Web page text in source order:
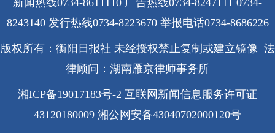
新闻热线0734-8611110 广告热线0734-8247111 0734-
8243140 发行热线0734-8223670 举报电话0734-8686226
版权所有：衡阳日报社 未经授权禁止复制或建立镜像 法
律顾问：湖南雁京律师事务所
湘ICP备19017183号-2 互联网新闻信息服务许可证
43120180009 湘公网安备43040702000120号